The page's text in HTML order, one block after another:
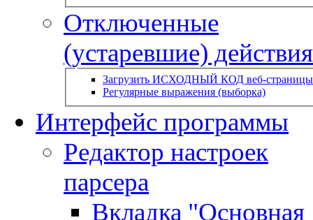
Отключенные
(устаревшие) действия
Загрузить ИСХОДНЫЙ КОД веб-страницы
Регулярные выражения (выборка)
Интерфейс программы
Редактор настроек
парсера
Вкладка "Основная